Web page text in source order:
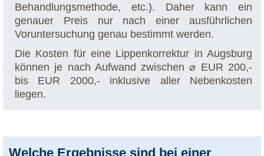
Behandlungsmethode, etc.). Daher kann ein
genauer Preis nur nach einer ausführlichen
Voruntersuchung genau bestimmt werden.
Die Kosten für eine Lippenkorrektur in Augsburg
können je nach Aufwand zwischen ⌀ EUR 200,-
bis EUR 2000,- inklusive aller Nebenkosten
liegen.
Welche Ergebnisse sind bei einer